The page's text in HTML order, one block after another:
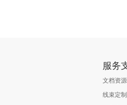
服务
文档资源
线束定制